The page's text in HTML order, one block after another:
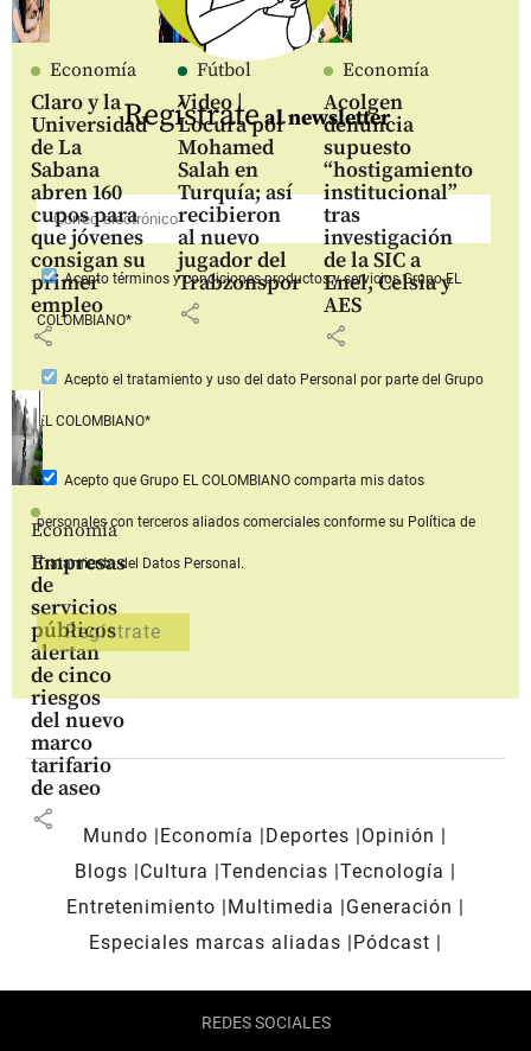
Economía
Claro y la
Universidad
de La
Sabana
abren 160
cupos para
que jóvenes
consigan su
primer
empleo
share
Fútbol
Video |
Locura por
Mohamed
Salah en
Turquía; así
recibieron
al nuevo
jugador del
Trabzonspor
share
Economía
Acolgen
denuncia
supuesto
“hostigamiento
institucional”
tras
investigación
de la SIC a
Enel, Celsia y
AES
share
Economía
Empresas
de
servicios
públicos
alertan
de cinco
riesgos
del nuevo
marco
tarifario
de aseo
share
Regístrateal newsletter
Aceptotérminos y condiciones productos y serviciosGrupo EL
COLOMBIANO*
Acepto el tratamiento y uso del dato Personal por parte del Grupo
EL COLOMBIANO*
Acepto que Grupo EL COLOMBIANOcomparta mis datos
personales con terceros aliados comerciales conforme su Política de
Tratamiento del Datos Personal.
Mundo Economía Deportes
Opinión
Blogs
Cultura Tendencias Tecnología
Entretenimiento
Multimedia
Generación
Especiales marcas aliadas
Pódcast
REDES SOCIALES